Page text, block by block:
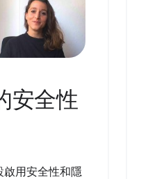
安全性
用安全性和隱